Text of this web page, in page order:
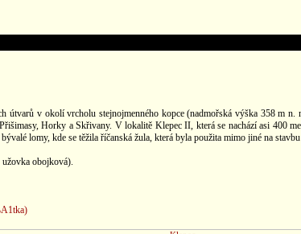
v okolí vrcholu stejnojmenného kopce (nadmořská výška 358 m
Horky a Skřivany. V lokalitě Klepec II, která se nachází asi 400
lomy, kde se těžila říčanská žula, která byla použita mimo jiné na
obojková).